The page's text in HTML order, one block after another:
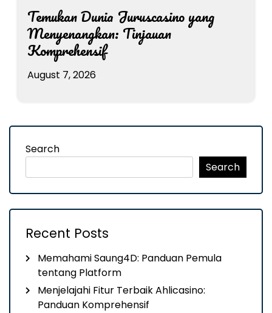
Temukan Dunia Juruscasino yang
Menyenangkan: Tinjauan
Komprehensif
August 7, 2026
Search
Search
Recent Posts
Memahami Saung4D: Panduan Pemula
tentang Platform
Menjelajahi Fitur Terbaik Ahlicasino:
Panduan Komprehensif